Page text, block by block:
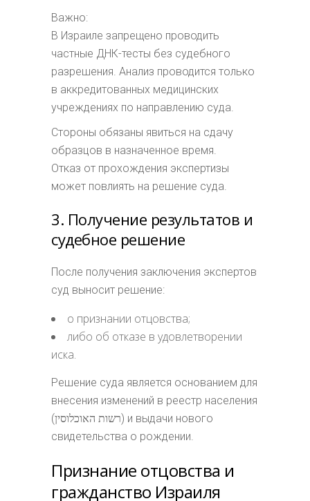
Важно:
В Израиле запрещено проводить
частные ДНК-тесты без судебного
разрешения. Анализ проводится только
в аккредитованных медицинских
учреждениях по направлению суда.
Стороны обязаны явиться на сдачу
образцов в назначенное время.
Отказ от прохождения экспертизы
может повлиять на решение суда.
3. Получение результатов и
судебное решение
После получения заключения экспертов
суд выносит решение:
о признании отцовства;
либо об отказе в удовлетворении
иска.
Решение суда является основанием для
внесения изменений в реестр населения
(רשות האוכלוסין) и выдачи нового
свидетельства о рождении.
Признание отцовства и
гражданство Израиля